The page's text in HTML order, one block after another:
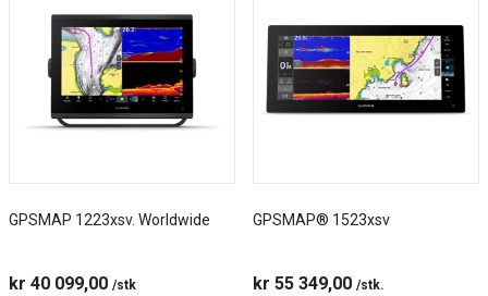
GPSMAP 1223xsv. Worldwide
kr 40 099,00 /stk
GPSMAP® 1523xsv
kr 55 349,00 /stk.